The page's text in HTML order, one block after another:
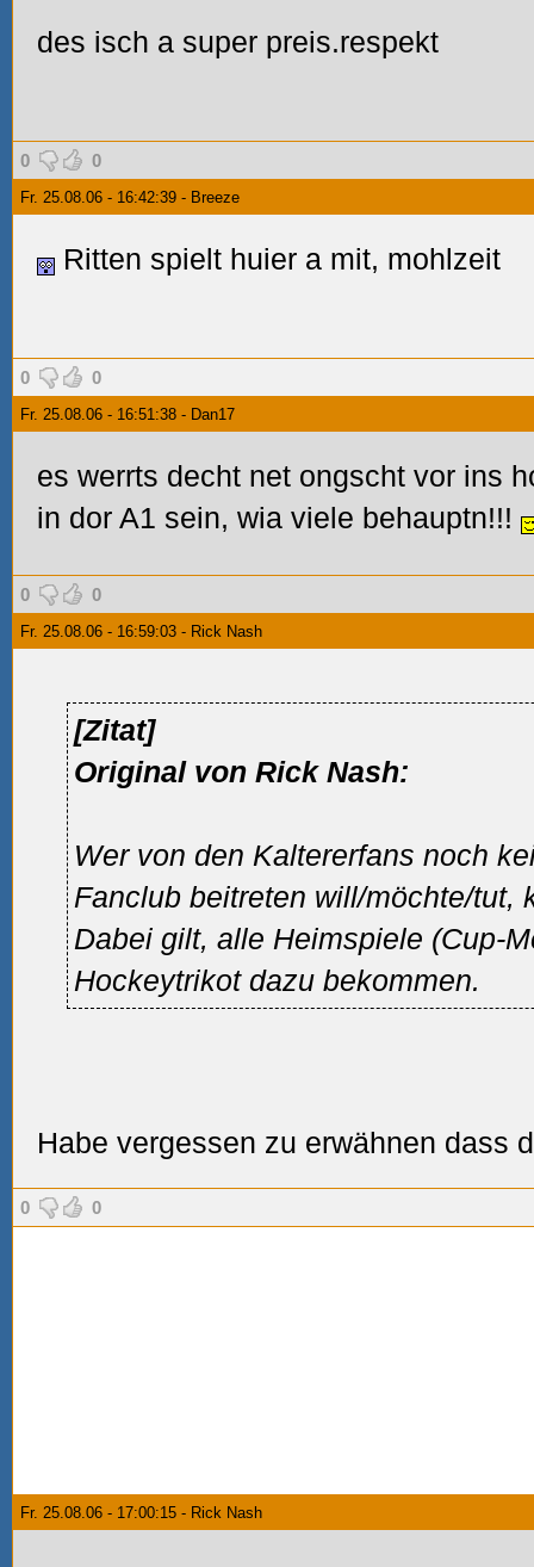
des isch a super preis.respekt
0 0
Fr. 25.08.06 - 16:42:39 - Breeze
Ritten spielt huier a mit, mohlzeit
0 0
Fr. 25.08.06 - 16:51:38 - Dan17
es werrts decht net ongscht vor ins
in dor A1 sein, wia viele behauptn!!!
0 0
Fr. 25.08.06 - 16:59:03 - Rick Nash
[Zitat]
Original von Rick Nash:
Wer von den Kaltererfans noch
Fanclub beitreten will/möchte/tut,
Dabei gilt, alle Heimspiele (Cup-
Hockeytrikot dazu bekommen.
Habe vergessen zu erwähnen dass
0 0
Fr. 25.08.06 - 17:00:15 - Rick Nash